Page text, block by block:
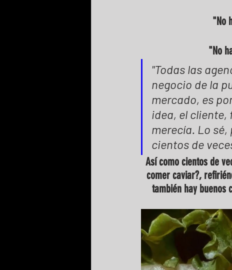
"No
"No
"Todas las
negocio de la
mercado, es
idea, el cliente,
merecía. Lo sé,
cientos de
Así como cientos de
comer caviar?,
también hay buenos